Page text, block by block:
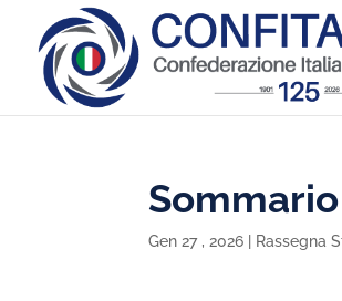
Gen 27 , 2026 Rassegna